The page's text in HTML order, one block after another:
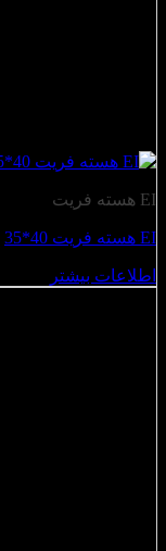
EI هسته فریت
EI هسته فریت 40*35
اطلاعات بیشتر